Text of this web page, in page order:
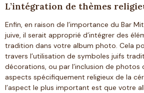
L’intégration de thèmes
Enfin, en raison de l’importance du Bar
juive, il serait approprié d’intégrer des
tradition dans votre album photo. Cela
travers l’utilisation de symboles juifs
décorations, ou par l’inclusion de photos
aspects spécifiquement religieux de la
l’aspect le plus important est que votre